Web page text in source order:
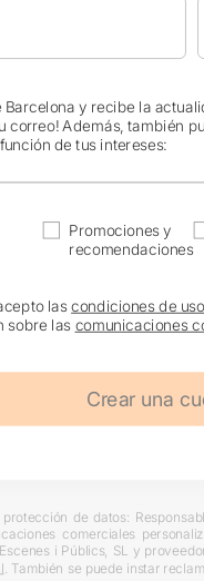
Barcelona y recibe la
correo! Además, también
de tus intereses:
Promociones y
recomendaciones
lascondiciones de uso
sobre las comunicaciones
de datos:
comerciales
i Públics, SL y
. También se puede instar